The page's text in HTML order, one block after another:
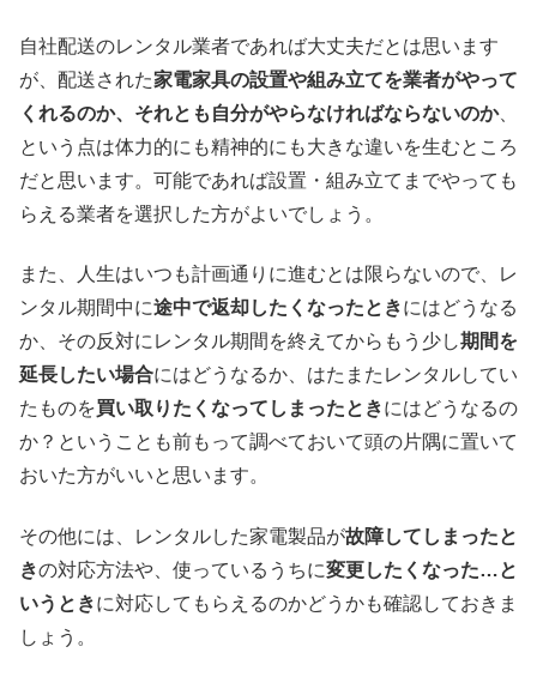
自社配送のレンタル業者であれば大丈夫だとは思います
が、配送された家電家具の設置や組み立てを業者がやって
くれるのか、それとも自分がやらなければならないのか、
という点は体力的にも精神的にも大きな違いを生むところ
だと思います。可能であれば設置・組み立てまでやっても
らえる業者を選択した方がよいでしょう。
また、人生はいつも計画通りに進むとは限らないので、レ
ンタル期間中に途中で返却したくなったときにはどうなる
か、その反対にレンタル期間を終えてからもう少し期間を
延長したい場合にはどうなるか、はたまたレンタルしてい
たものを買い取りたくなってしまったときにはどうなるの
か？ということも前もって調べておいて頭の片隅に置いて
おいた方がいいと思います。
その他には、レンタルした家電製品が故障してしまったと
きの対応方法や、使っているうちに変更したくなった…と
いうときに対応してもらえるのかどうかも確認しておきま
しょう。